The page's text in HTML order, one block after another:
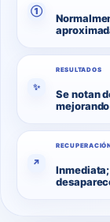
①
✨
RESULTADOS
Se notan
↗